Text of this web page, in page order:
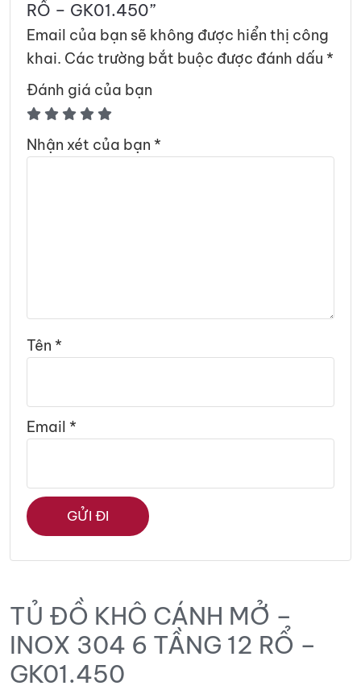
RỔ – GK01.450”
Email của bạn sẽ không được hiển thị công
khai. Các trường bắt buộc được đánh dấu *
Đánh giá của bạn
Nhận xét của bạn *
Tên *
Email *
TỦ ĐỒ KHÔ CÁNH MỞ –
INOX 304 6 TẦNG 12 RỔ –
GK01.450